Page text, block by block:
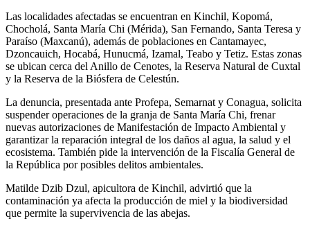
Las localidades afectadas se encuentran en Kinchil, Kopomá,
Chocholá, Santa María Chi (Mérida), San Fernando, Santa Teresa y
Paraíso (Maxcanú), además de poblaciones en Cantamayec,
Dzoncauich, Hocabá, Hunucmá, Izamal, Teabo y Tetiz. Estas zonas
se ubican cerca del Anillo de Cenotes, la Reserva Natural de Cuxtal
y la Reserva de la Biósfera de Celestún.
La denuncia, presentada ante Profepa, Semarnat y Conagua, solicita
suspender operaciones de la granja de Santa María Chi, frenar
nuevas autorizaciones de Manifestación de Impacto Ambiental y
garantizar la reparación integral de los daños al agua, la salud y el
ecosistema. También pide la intervención de la Fiscalía General de
la República por posibles delitos ambientales.
Matilde Dzib Dzul, apicultora de Kinchil, advirtió que la
contaminación ya afecta la producción de miel y la biodiversidad
que permite la supervivencia de las abejas.